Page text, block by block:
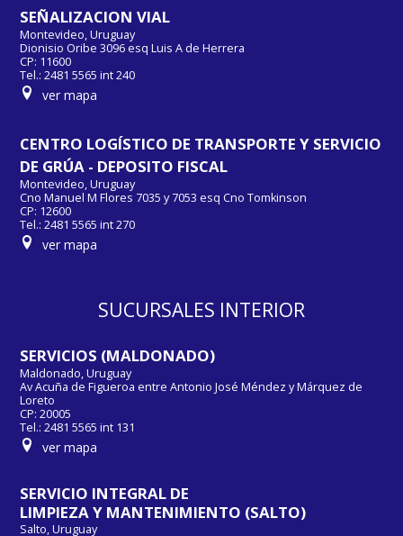
SEÑALIZACION VIAL
Montevideo, Uruguay
Dionisio Oribe 3096 esq Luis A de Herrera
CP: 11600
Tel.: 2481 5565 int 240
ver mapa
CENTRO LOGÍSTICO DE TRANSPORTE Y SERVICIO
DE GRÚA - DEPOSITO FISCAL
Montevideo, Uruguay
Cno Manuel M Flores 7035 y 7053 esq Cno Tomkinson
CP: 12600
Tel.: 2481 5565 int 270
ver mapa
SUCURSALES INTERIOR
SERVICIOS (MALDONADO)
Maldonado, Uruguay
Av Acuña de Figueroa entre Antonio José Méndez y Márquez de
Loreto
CP: 20005
Tel.: 2481 5565 int 131
ver mapa
SERVICIO INTEGRAL DE
LIMPIEZA Y MANTENIMIENTO (SALTO)
Salto, Uruguay